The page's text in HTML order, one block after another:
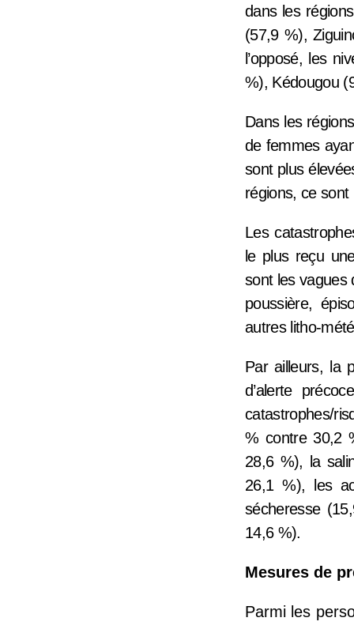
dans les
(57,9 %),
l’opposé, les
%), Kédougou
Dans les
de femmes
sont plus
régions, ce sont
Les
le plus reçu
sont les vagues
poussière,
autres litho-
Par ailleurs, la
d’alerte
catastrophes/
% contre 30,2
28,6 %), la
26,1 %), les
sécheresse
14,6 %).
Mesures de
Parmi les